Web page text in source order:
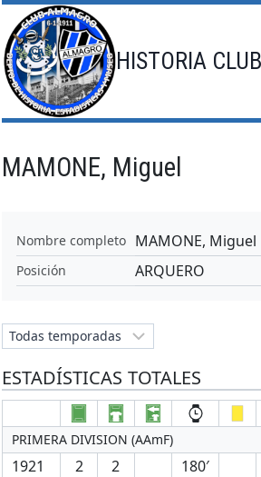
Saltar
al
contenido
HISTORIA
MAMONE, Miguel
Nombre completo MAMONE, Miguel
Posición ARQUERO
ESTADÍSTICAS TOTALES
PRIMERA DIVISION (AAmF)
1921 2 2 180′